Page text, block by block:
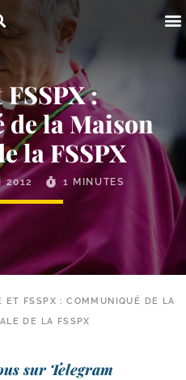
:
de la Maison
la FSSPX
2012 1 MINUTES
ET FSSPX : COMMUNIQUÉ DE LA
DE LA FSSPX
sur Telegram